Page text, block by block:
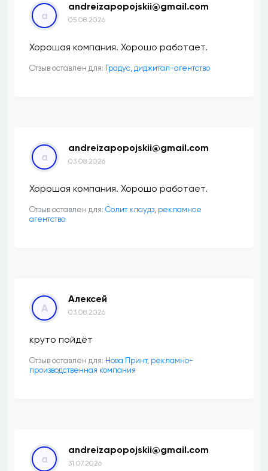
a
andreizapopojskii@gmail.com
05.08.2026
Хорошая компания. Хорошо работает.
Отзыв оставлен для: ​Градус, диджитал-агентство
a
andreizapopojskii@gmail.com
03.08.2026
Хорошая компания. Хорошо работает.
Отзыв оставлен для: Солит клаудз, рекламное
агентство
А
Алексей
03.08.2026
круто пойдёт
Отзыв оставлен для: Нова Принт, рекламно-
производственная компания
a
andreizapopojskii@gmail.com
31.07.2026